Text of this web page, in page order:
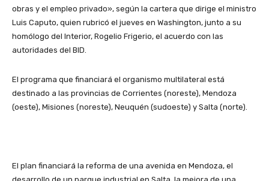
obras y el empleo privado», según la cartera que dirige el ministro
Luis Caputo, quien rubricó el jueves en Washington, junto a su
homólogo del Interior, Rogelio Frigerio, el acuerdo con las
autoridades del BID.
El programa que financiará el organismo multilateral está
destinado a las provincias de Corrientes (noreste), Mendoza
(oeste), Misiones (noreste), Neuquén (sudoeste) y Salta (norte).
El plan financiará la reforma de una avenida en Mendoza, el